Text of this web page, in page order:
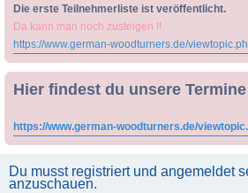
Die erste Teilnehmerliste ist veröffentlicht.
Da kann man noch zusteigen !!
https://www.german-woodturners.de/
Hier findest du unsere Termine
https://www.german-woodturners.de/
Du musst registriert und angemeldet
anzuschauen.